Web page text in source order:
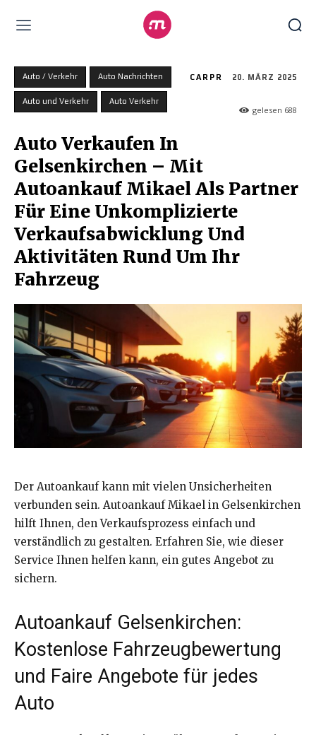
Auto / Verkehr Auto Nachrichten
Auto und Verkehr Auto Verkehr
CARPR 20. MÄRZ 2025
gelesen 688
Auto Verkaufen In
Gelsenkirchen – Mit
Autoankauf Mikael Als Partner
Für Eine Unkomplizierte
Verkaufsabwicklung Und
Aktivitäten Rund Um Ihr
Fahrzeug
Der Autoankauf kann mit vielen Unsicherheiten
verbunden sein. Autoankauf Mikael in Gelsenkirchen
hilft Ihnen, den Verkaufsprozess einfach und
verständlich zu gestalten. Erfahren Sie, wie dieser
Service Ihnen helfen kann, ein gutes Angebot zu
sichern.
Autoankauf Gelsenkirchen:
Kostenlose Fahrzeugbewertung
und Faire Angebote für jedes
Auto